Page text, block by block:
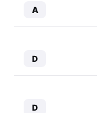
A
D
D